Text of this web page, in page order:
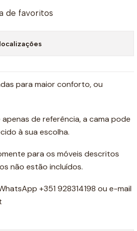
de favoritos
para maior conforto, ou
de referência, a cama pode
à sua escolha.
para os móveis descritos
não estão incluídos.
+351 928314198 ou e-mail